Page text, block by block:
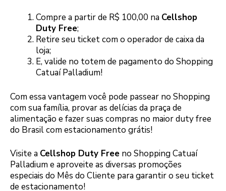
Compre a partir de R$ 100,00 na Cellshop
Duty Free;
Retire seu ticket com o operador de caixa da
loja;
E, valide no totem de pagamento do Shopping
Catuaí Palladium!
Com essa vantagem você pode passear no Shopping
com sua família, provar as delícias da praça de
alimentação e fazer suas compras no maior duty free
do Brasil com estacionamento grátis!
Visite a Cellshop Duty Free no Shopping Catuaí
Palladium e aproveite as diversas promoções
especiais do Mês do Cliente para garantir o seu ticket
de estacionamento!